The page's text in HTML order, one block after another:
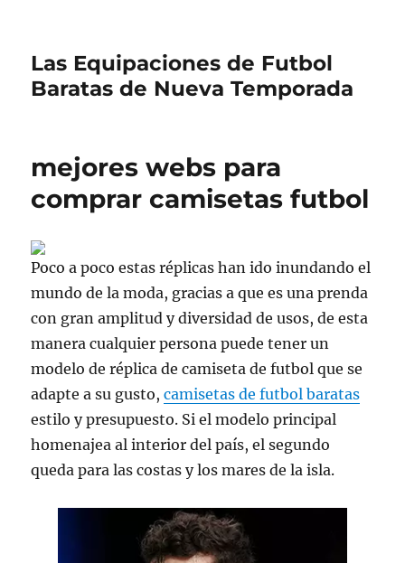
Las Equipaciones de Futbol
Baratas de Nueva Temporada
mejores webs para
comprar camisetas futbol
Poco a poco estas réplicas han ido inundando el
mundo de la moda, gracias a que es una prenda
con gran amplitud y diversidad de usos, de esta
manera cualquier persona puede tener un
modelo de réplica de camiseta de futbol que se
adapte a su gusto,camisetas de futbol baratas
estilo y presupuesto. Si el modelo principal
homenajea al interior del país, el segundo
queda para las costas y los mares de la isla.